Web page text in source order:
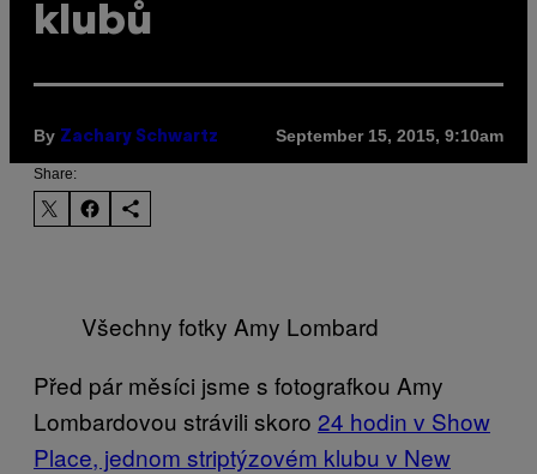
klubů
By Zachary Schwartz September 15, 2015, 9:10am
Share:
Všechny fotky Amy Lombard
Před pár měsíci jsme s fotografkou Amy
Lombardovou strávili skoro 24 hodin v Show
Place, jednom striptýzovém klubu v New